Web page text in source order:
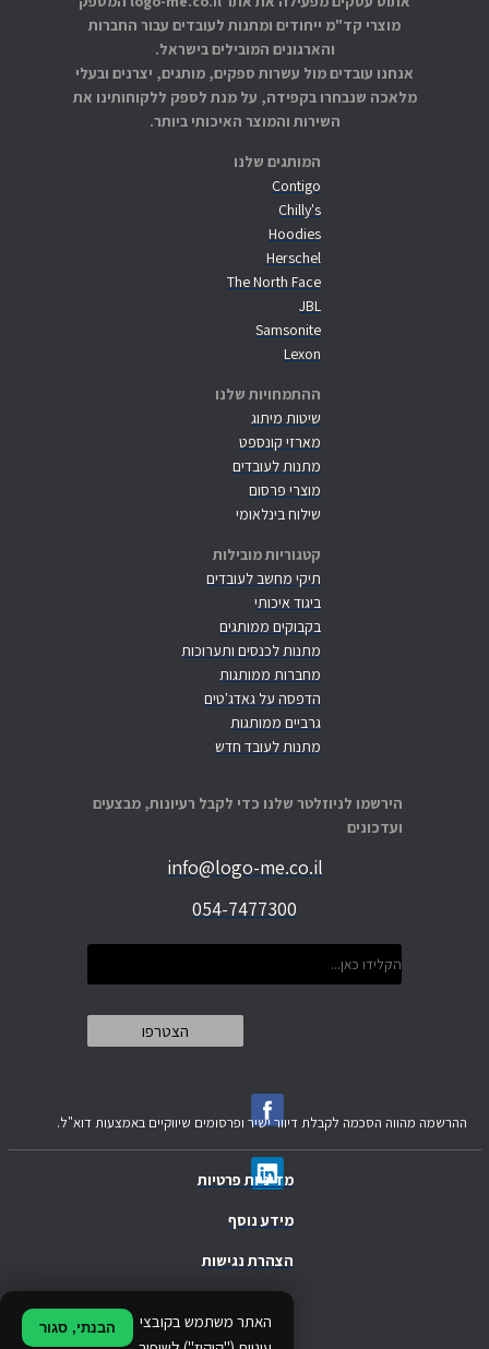
המותגים שלנו
Contigo
Chilly's
Hoodies
Herschel
The North Face
JBL
Samsonite
Lexon
ההתמחויות שלנו
שיטות מיתוג
מארזי קונספט
מתנות לעובדים
מוצרי פרסום
שילוח בינלאומי
קטגוריות מובילות
תיקי מחשב לעובדים
ביגוד איכותי
בקבוקים ממותגים
מתנות לכנסים ותערוכות
מחברות ממותגות
הדפסה על גאדג'טים
גרביים ממותגות
מתנות לעובד חדש
מוצרי קד"מ ייחודים ומתנות לעובדים עבור החברות
והארגונים המובילים בישראל.
אנחנו עובדים מול עשרות ספקים, מותגים, יצרנים ובעלי
מלאכה שנבחרו בקפידה, על מנת לספק ללקוחותינו את
השירות והמוצר האיכותי ביותר.
הירשמו לניוזלטר שלנו כדי לקבל רעיונות, מבצעים
ועדכונים
info@logo-me.co.il
054-7477300
מדיניות פרטיות
האתר משתמש בקובצי
הבנתי, סגור
מידע נוסף
הצהרת נגישות
ההרשמה מהווה הסכמה לקבלת דיוור ישיר ופרסומים שיווקיים באמצעות דוא"ל.